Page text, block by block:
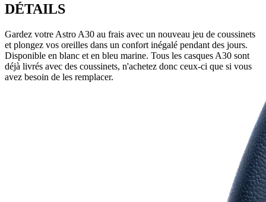
DÉTAILS
Gardez votre Astro A30 au frais avec un nouveau jeu de coussinets
et plongez vos oreilles dans un confort inégalé pendant des jours.
Disponible en blanc et en bleu marine. Tous les casques A30 sont
déjà livrés avec des coussinets, n'achetez donc ceux-ci que si vous
avez besoin de les remplacer.